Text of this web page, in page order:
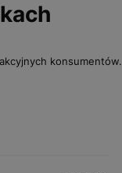
konsumentów.